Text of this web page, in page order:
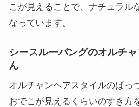
こが見えることで、ナチュラル
なっています。
シースルーバングのオルチ
ん
オルチャンヘアスタイルのぱっ
おでこが見えるくらいのすき方